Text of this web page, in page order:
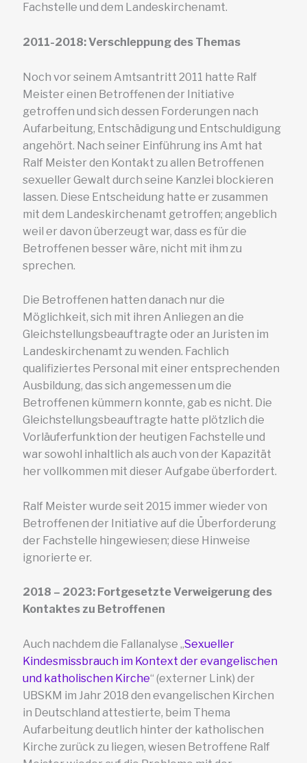
Fachstelle und dem Landeskirchenamt.
2011-2018: Verschleppung des Themas
Noch vor seinem Amtsantritt 2011 hatte Ralf
Meister einen Betroffenen der Initiative
getroffen und sich dessen Forderungen nach
Aufarbeitung, Entschädigung und Entschuldigung
angehört. Nach seiner Einführung ins Amt hat
Ralf Meister den Kontakt zu allen Betroffenen
sexueller Gewalt durch seine Kanzlei blockieren
lassen. Diese Entscheidung hatte er zusammen
mit dem Landeskirchenamt getroffen; angeblich
weil er davon überzeugt war, dass es für die
Betroffenen besser wäre, nicht mit ihm zu
sprechen.
Die Betroffenen hatten danach nur die
Möglichkeit, sich mit ihren Anliegen an die
Gleichstellungsbeauftragte oder an Juristen im
Landeskirchenamt zu wenden. Fachlich
qualifiziertes Personal mit einer entsprechenden
Ausbildung, das sich angemessen um die
Betroffenen kümmern konnte, gab es nicht. Die
Gleichstellungsbeauftragte hatte plötzlich die
Vorläuferfunktion der heutigen Fachstelle und
war sowohl inhaltlich als auch von der Kapazität
her vollkommen mit dieser Aufgabe überfordert.
Ralf Meister wurde seit 2015 immer wieder von
Betroffenen der Initiative auf die Überforderung
der Fachstelle hingewiesen; diese Hinweise
ignorierte er.
2018 – 2023: Fortgesetzte Verweigerung des
Kontaktes zu Betroffenen
Auch nachdem die Fallanalyse „Sexueller
Kindesmissbrauch im Kontext der evangelischen
und katholischen Kirche“ (externer Link) der
UBSKM im Jahr 2018 den evangelischen Kirchen
in Deutschland attestierte, beim Thema
Aufarbeitung deutlich hinter der katholischen
Kirche zurück zu liegen, wiesen Betroffene Ralf